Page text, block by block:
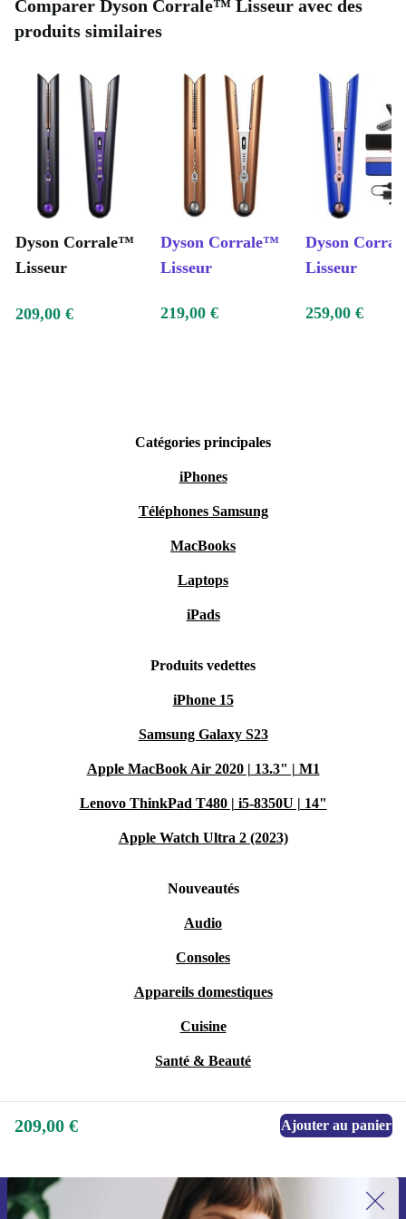
Comparer Dyson Corrale™ Lisseur avec des
produits similaires
Dyson Corrale™
Lisseur
Dyson Corrale™
Lisseur
Dyson
Lisseur
209,00 € 219,00 € 259,00 €
Catégories principales
iPhones
Téléphones Samsung
MacBooks
Laptops
iPads
Produits vedettes
iPhone 15
Samsung Galaxy S23
Apple MacBook Air 2020 | 13.3" | M1
Lenovo ThinkPad T480 | i5-8350U | 14"
Apple Watch Ultra 2 (2023)
Nouveautés
Audio
Consoles
Appareils domestiques
Cuisine
Santé & Beauté
209,00 € Ajouter au panier